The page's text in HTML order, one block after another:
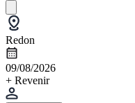
Redon
09/08/2026
+ Revenir